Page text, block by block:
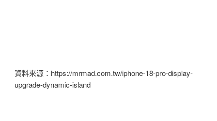
資料來源：https://mrmad.com.tw/iphone-18-pro-display-
upgrade-dynamic-island